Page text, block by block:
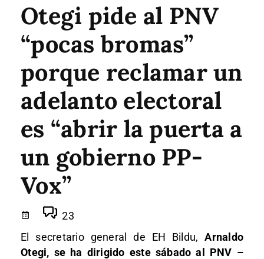
Otegi pide al PNV
“pocas bromas”
porque reclamar un
adelanto electoral
es “abrir la puerta a
un gobierno PP-
Vox”
23
El secretario general de EH Bildu,Arnaldo
Otegi, se ha dirigido este sábado al PNV –